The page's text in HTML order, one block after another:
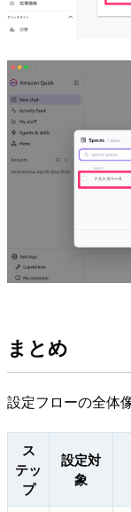
まとめ
設定フローの全体
ス
テッ
プ
設定対
象